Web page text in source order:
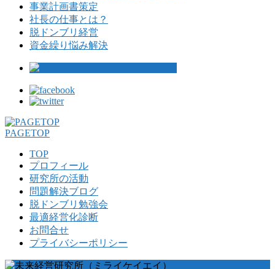
事業計画書策定
社長の仕事とは？
脱ドンブリ経営
資金繰り悩み解決
PAGETOP
TOP
プロフィール
研究所の活動
問題解決ブログ
脱ドンブリ勉強会
最適経営化診断
お問合せ
プライバシーポリシー